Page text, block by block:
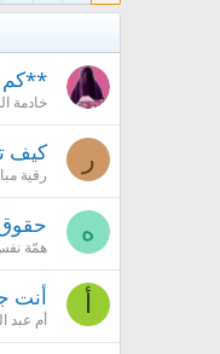
**كم
خادمة
ر كيف
رقية
ه حقوق
همّة
أ أنت
أم عبد